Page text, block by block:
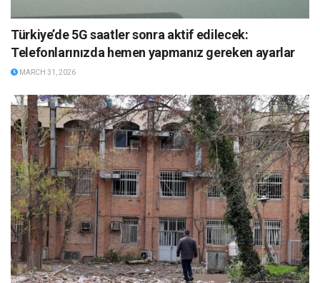
Türkiye’de 5G saatler sonra aktif edilecek:
Telefonlarınızda hemen yapmanız gereken ayarlar
MARCH 31, 2026